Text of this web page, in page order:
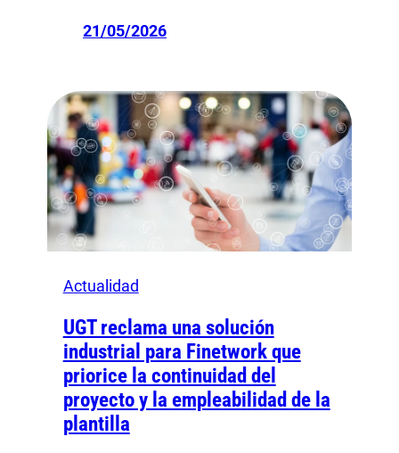
21/05/2026
Actualidad
UGT reclama una solución
industrial para Finetwork que
priorice la continuidad del
proyecto y la empleabilidad de la
plantilla